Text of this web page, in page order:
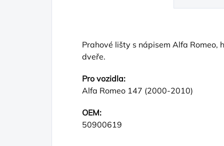
Prahové lišty s nápisem Alfa Romeo,
dveře.
Pro vozidla:
Alfa Romeo 147 (2000-2010)
OEM:
50900619